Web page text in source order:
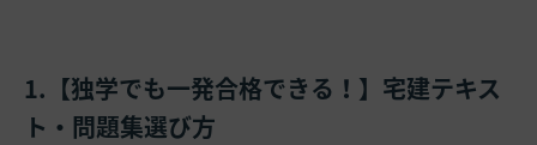
1.【独学でも一発合格できる！】宅建テキス
ト・問題集選び方